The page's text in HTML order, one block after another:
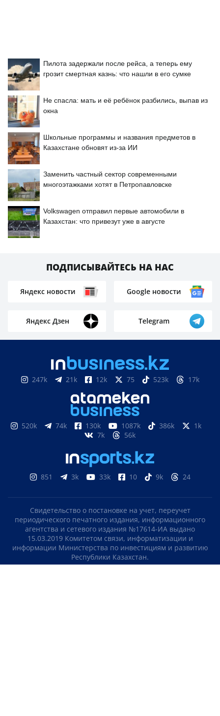
Пилота задержали после рейса, а теперь ему
грозит смертная казнь: что нашли в его сумке
Не спасла: мать и её ребёнок разбились, выпав из
окна
Школьные программы и названия предметов в
Казахстане обновят из-за ИИ
Заменить частный сектор современными
многоэтажками хотят в Петропавловске
Volkswagen отправил первые автомобили в
Казахстан: что привезут уже в августе
ПОДПИСЫВАЙТЕСЬ НА НАС
Яндекс новости Google новости
Яндекс Дзен Telegram
247k 21k 12k 75 523k 17k
520k 74k 130k 1087k 386k
1k
7k
56k
851 3k 33k 10 9k 24
Свидетельство о постановке на учет, переучет
периодического печатного издания, информационного
агентства и сетевого издания №17614-ИА выдано
15.03.2019 Комитетом связи, информатизации и
информации Министерства по инвестициям и развитию
Республики Казахстан.